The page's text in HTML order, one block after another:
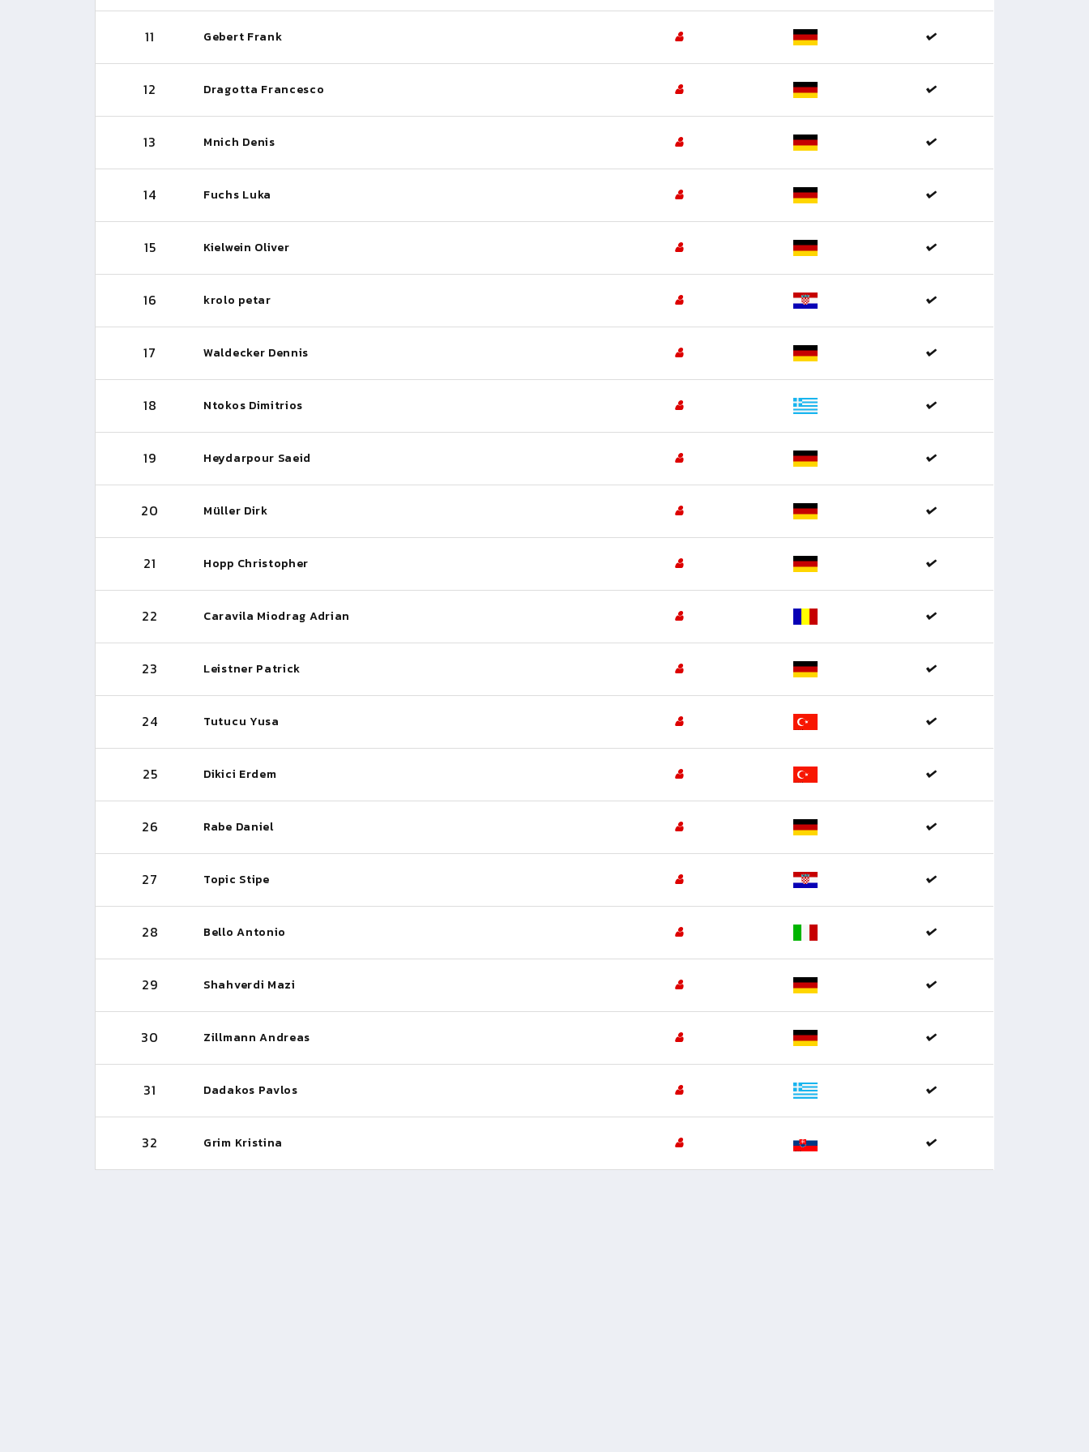
11 Gebert Frank
12 Dragotta Francesco
13 Mnich Denis
14 Fuchs Luka
15 Kielwein Oliver
16 krolo petar
17 Waldecker Dennis
18 Ntokos Dimitrios
19 Heydarpour Saeid
20 Müller Dirk
21 Hopp Christopher
22 Caravila Miodrag Adrian
23 Leistner Patrick
24 Tutucu Yusa
25 Dikici Erdem
26 Rabe Daniel
27 Topic Stipe
28 Bello Antonio
29 Shahverdi Mazi
30 Zillmann Andreas
31 Dadakos Pavlos
32 Grim Kristina